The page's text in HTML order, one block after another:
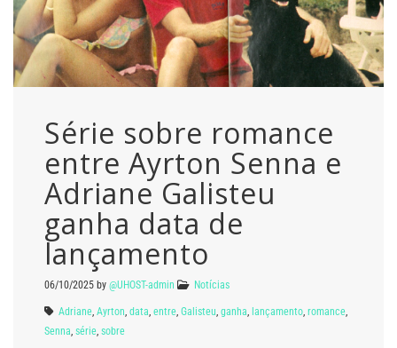
Série sobre romance
entre Ayrton Senna e
Adriane Galisteu
ganha data de
lançamento
06/10/2025 by @UHOST-admin Notícias
Adriane Ayrton data entre Galisteu ganha lançamento romance
Senna série sobre